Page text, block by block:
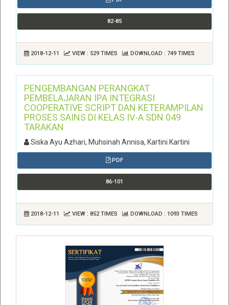
82-85
2018-12-11 VIEW : 529 TIMES DOWNLOAD : 749 TIMES
PENGEMBANGAN PERANGKAT
PEMBELAJARAN IPA INTEGRASI
COOPERATIVE SCRIPT DAN KETERAMPILAN
PROSES SAINS DI KELAS IV-A SDN 049
TARAKAN
Siska Ayu Azhari, Muhsinah Annisa, Kartini Kartini
PDF
86-101
2018-12-11 VIEW : 852 TIMES DOWNLOAD : 1093 TIMES